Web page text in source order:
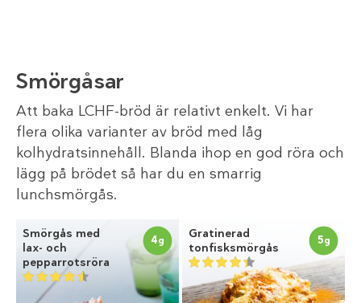
Smörgåsar
Att baka LCHF-bröd är relativt enkelt. Vi har
flera olika varianter av bröd med låg
kolhydratsinnehåll. Blanda ihop en god röra och
lägg på brödet så har du en smarrig
lunchsmörgås.
Smörgås med
lax- och
pepparrotsröra
4g
Gratinerad
tonfisksmörgås
5g